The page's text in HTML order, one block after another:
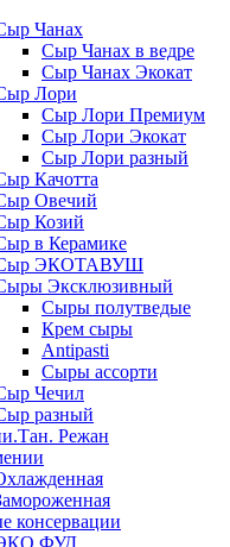
Чанах
Сыр Чанах в ведре
Сыр Чанах Экокат
Лори
Сыр Лори Премиум
Сыр Лори Экокат
Сыр Лори разный
Качотта
Овечий
Козий
в Керамике
ЭКОТАВУШ
Эксклюзивный
Сыры полутведые
Крем сыры
Antipasti
Сыры ассорти
Чечил
разный
Режан
консервации
ФУД